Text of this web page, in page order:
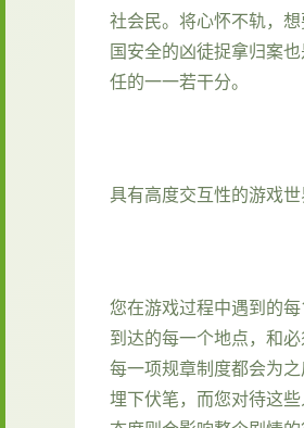
社会民。将心怀不轨，
国安全的凶徒捉拿归案
任的一一若干分。
具有高度交互性的游戏世
您在游戏过程中遇到的每
到达的每一个地点，和
每一项规章制度都会为
埋下伏笔，而您对待这